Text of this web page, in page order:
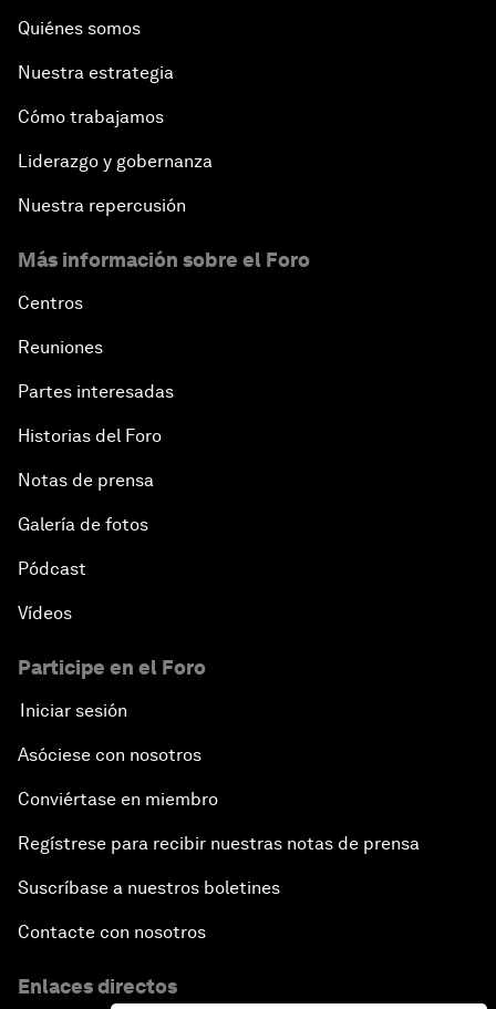
Quiénes somos
Nuestra estrategia
Cómo trabajamos
Liderazgo y gobernanza
Nuestra repercusión
Más información sobre el Foro
Centros
Reuniones
Partes interesadas
Historias del Foro
Notas de prensa
Galería de fotos
Pódcast
Vídeos
Participe en el Foro
Iniciar sesión
Asóciese con nosotros
Conviértase en miembro
Regístrese para recibir nuestras notas de prensa
Suscríbase a nuestros boletines
Contacte con nosotros
Enlaces directos